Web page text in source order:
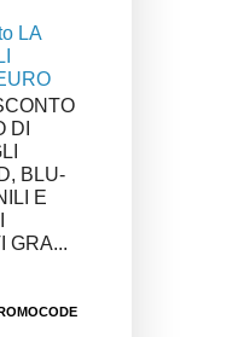
LA
DI
BLU-
E
GRA...